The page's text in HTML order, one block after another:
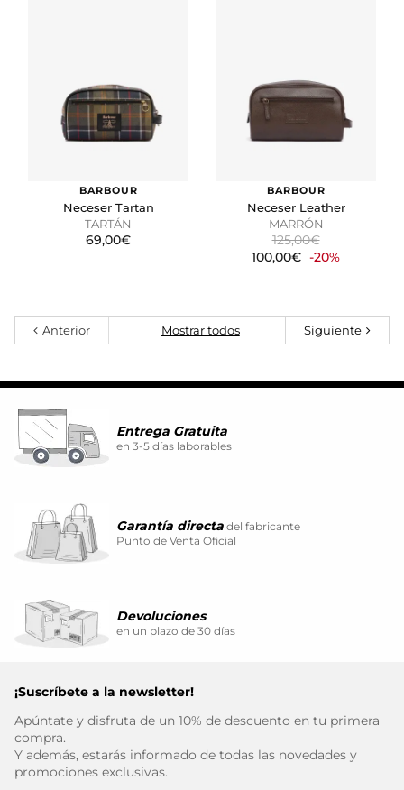
BARBOUR
Neceser Tartan
TARTÁN
69,00€
BARBOUR
Neceser Leather
MARRÓN
125,00€
100,00€ -20%
Mostrar todos
Anterior Siguiente
Entrega Gratuita
en 3-5 días laborables
Garantía directa del fabricante
Punto de Venta Oficial
Devoluciones
en un plazo de 30 días
¡Suscríbete a la newsletter!
Apúntate y disfruta de un 10% de descuento en tu primera
compra.
Y además, estarás informado de todas las novedades y
promociones exclusivas.